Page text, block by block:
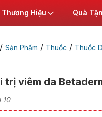
Thương Hiệu Quà
Sản Phẩm / Thuốc / Thuốc
trị viêm da
10